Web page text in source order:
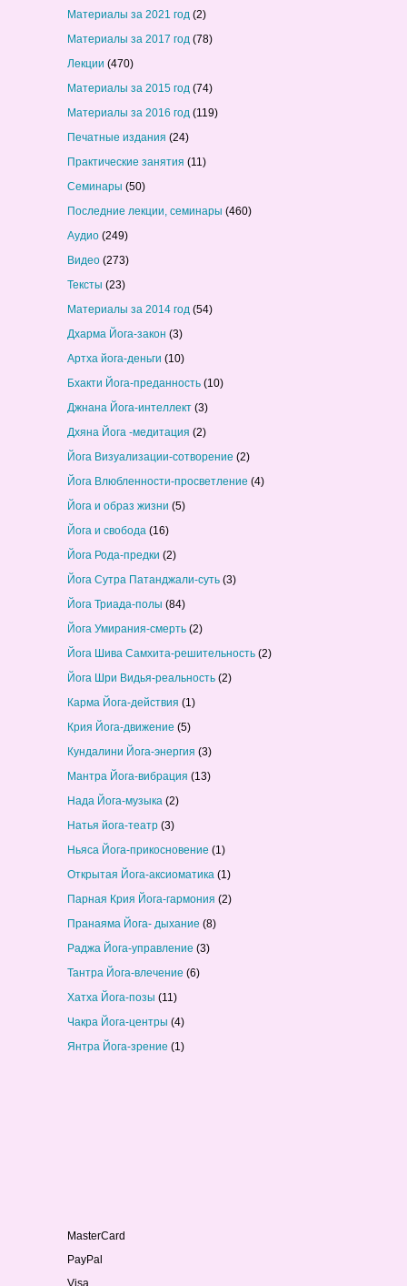
Материалы за 2021 год (2)
Материалы за 2017 год (78)
Лекции (470)
Материалы за 2015 год (74)
Материалы за 2016 год (119)
Печатные издания (24)
Практические занятия (11)
Семинары (50)
Последние лекции, семинары (460)
Аудио (249)
Видео (273)
Тексты (23)
Материалы за 2014 год (54)
Дхарма Йога-закон (3)
Артха йога-деньги (10)
Бхакти Йога-преданность (10)
Джнана Йога-интеллект (3)
Дхяна Йога -медитация (2)
Йога Визуализации-сотворение (2)
Йога Влюбленности-просветление (4)
Йога и образ жизни (5)
Йога и свобода (16)
Йога Рода-предки (2)
Йога Сутра Патанджали-суть (3)
Йога Триада-полы (84)
Йога Умирания-смерть (2)
Йога Шива Самхита-решительность (2)
Йога Шри Видья-реальность (2)
Карма Йога-действия (1)
Крия Йога-движение (5)
Кундалини Йога-энергия (3)
Мантра Йога-вибрация (13)
Нада Йога-музыка (2)
Натья йога-театр (3)
Ньяса Йога-прикосновение (1)
Открытая Йога-аксиоматика (1)
Парная Крия Йога-гармония (2)
Пранаяма Йога- дыхание (8)
Раджа Йога-управление (3)
Тантра Йога-влечение (6)
Хатха Йога-позы (11)
Чакра Йога-центры (4)
Янтра Йога-зрение (1)
MasterCard
PayPal
Visa